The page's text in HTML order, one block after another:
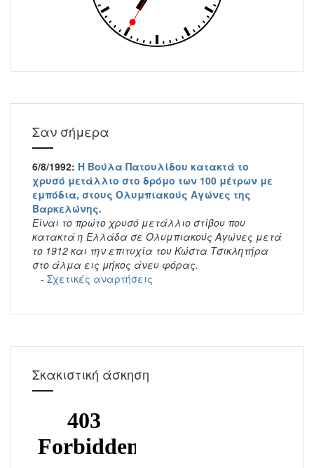
Σαν σήμερα
6/8/1992: Η Βούλα Πατουλίδου κατακτά το
χρυσό μετάλλιο στο δρόμο των 100 μέτρων με
εμπόδια, στους Ολυμπιακούς Αγώνες της
Βαρκελώνης.
Είναι το πρώτο χρυσό μετάλλιο στίβου που
κατακτά η Ελλάδα σε Ολυμπιακούς Αγώνες μετά
το 1912 και την επιτυχία του Κώστα Τσικλητήρα
στο άλμα εις μήκος άνευ φόρας.
- Σχετικές αναρτήσεις
Σκακιστική άσκηση